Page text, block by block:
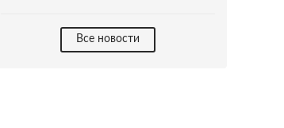
Все новости